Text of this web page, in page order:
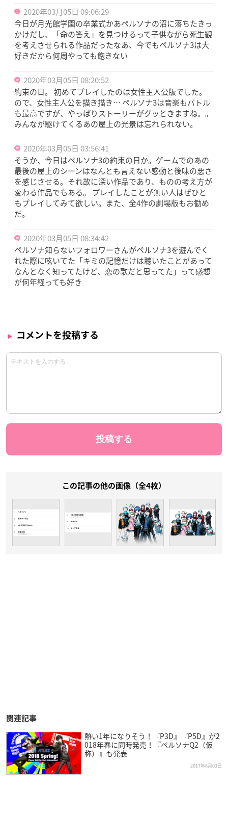
2020年03月05日 09:06:29
今日が月光館学園の卒業式かあペルソナの沼に落ちたきっ
かけだし、「命の答え」を見つけるって子供ながら死生観
を考えさせられる作品だったなあ、今でもペルソナ3は大
好きだから何周やっても飽きない
2020年03月05日 08:20:52
約束の日。 初めてプレイしたのは女性主人公版でした。
ので、女性主人公を描き描き… ペルソナ3は音楽もバトル
も最高ですが、やっぱりストーリーがグッときますね。。
みんなが駆けてくるあの屋上の光景は忘れられない。
2020年03月05日 03:56:41
そうか、今日はペルソナ3の約束の日か。ゲームでのあの
最後の屋上のシーンはなんとも言えない感動と後味の悪さ
を感じさせる。それ故に深い作品であり、ものの考え方が
変わる作品でもある。 プレイしたことが無い人はぜひと
もプレイしてみて欲しい。また、全4作の劇場版もお勧め
だ。
2020年03月05日 08:34:42
ペルソナ知らないフォロワーさんがペルソナ3を遊んでく
れた際に呟いてた「キミの記憶だけは聴いたことがあって
なんとなく知ってたけど、恋の歌だと思ってた」って感想
が何年経っても好き
コメントを投稿する
この記事の他の画像（全4枚）
関連記事
熱い1年になりそう！『P3D』『P5D』が2
018年春に同時発売！『ペルソナQ2（仮
称）』も発表
2017年8月03日